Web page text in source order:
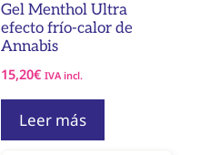
Gel Menthol Ultra
efecto frío-calor de
Annabis
15,20€ IVA incl.
Leer más